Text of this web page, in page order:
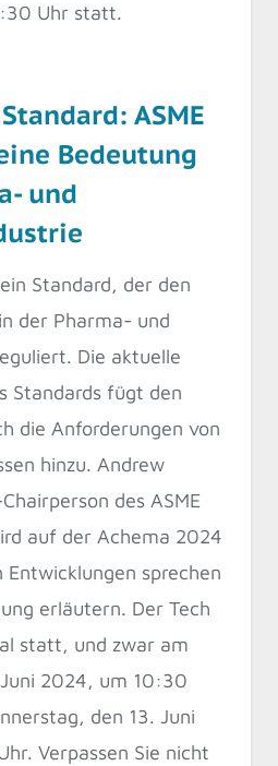
Uhr statt.
ASME
Bedeutung
und
Standard, der den
der Pharma- und
Die aktuelle
Standards fügt den
die Anforderungen von
hinzu. Andrew
des ASME
auf der Achema 2024
Entwicklungen sprechen
erläutern. Der Tech
statt, und zwar am
2024, um 10:30
den 13. Juni
Verpassen Sie nicht